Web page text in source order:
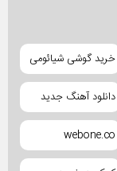
خرید گوشی شیائومی
دانلود آهنگ جدید
webone.co